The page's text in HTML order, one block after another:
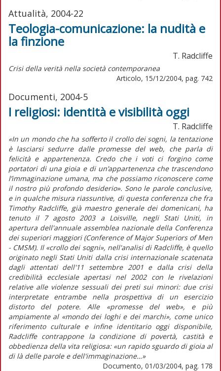
Attualità, 2004-22
Teologia-comunicazione: la nudità e
la finzione
T. Radcliffe
Crisi della verità nella società contemporanea
Articolo, 15/12/2004, pag. 742
Documenti, 2004-5
I religiosi: identità e visibilità oggi
T. Radcliffe
«In un mondo che ha sofferto il crollo dei sogni, la tentazione
è lasciarsi sedurre dalle promesse del web, che parla di
felicità e appartenenza. Credo che i voti ci forgino come
portatori di una gioia e di un’appartenenza che trascendono
l’immaginazione umana, ma che possiamo riconoscere come
il nostro più profondo desiderio». Sono le parole conclusive,
e in qualche misura riassuntive, di questa conferenza che fra
Timothy Radcliffe, già maestro generale dei domenicani, ha
tenuto il 7 agosto 2003 a Loisville, negli Stati Uniti, in
apertura dell'annuale assemblea nazionale della Conferenza
dei superiori maggiori (Conference of Major Superiors of Men
- CMSM). Il «crollo dei sogni», nell'analisi di Radcliffe, è quello
originato negli Stati Uniti dalla crisi internazionale scatenata
dagli attentati dell'11 settembre 2001 e dalla crisi della
credibilità ecclesiale apertasi nel 2002 con le rivelazioni
relative alle violenze sessuali dei preti sui minori: due crisi
interpretate entrambe nella prospettiva di un esercizio
distorto del potere. Alle «promesse del web», e più
ampiamente al «mondo dei loghi e dei marchi», come unico
riferimento culturale e infine identitario oggi disponibile,
Radcliffe contrappone la condizione di povertà, castità e
obbedienza della vita religiosa: «un rapido sguardo di gioia al
di là delle parole e dell'immaginazione…»
Documento, 01/03/2004, pag. 178